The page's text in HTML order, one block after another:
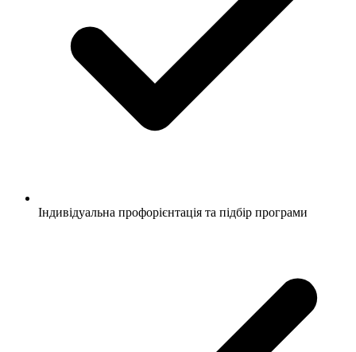
Індивідуальна профорієнтація та підбір програми